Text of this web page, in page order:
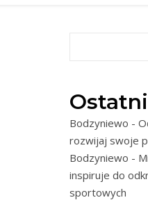
Bodzyniewo -
rozwijaj swoje
Bodzyniewo -
inspiruje do
sportowych